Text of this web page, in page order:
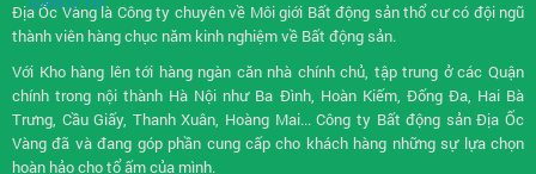
Địa Ốc Vàng là Công ty chuyên về Môi giới Bất động sảnthổ cư có đội ngũ
thành viên hàng chục năm kinh nghiệm về Bất động sản.
Với Kho hàng lên tới hàng ngàn căn nhà chính chủ, tập trung ở các Quận
chính trong nội thành Hà Nội như Ba Đình, Hoàn Kiếm, Đống Đa, Hai Bà
Trưng, Cầu Giấy, Thanh Xuân, Hoàng Mai... Công ty Bất động sản Địa Ốc
Vàng đã và đang góp phần cung cấp cho khách hàng những sự lựa chọn
hoàn hảo cho tổ ấm của mình.